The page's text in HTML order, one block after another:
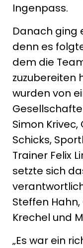
Ingenpass.
Danach ging
denn es
dem die
zuzubereiten
wurden von
Simon
Schicks,
Trainer Felix
setzte sich
Steffen Hahn,
Krechel und
„Es war ein